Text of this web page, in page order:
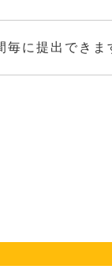
毎に提出できま